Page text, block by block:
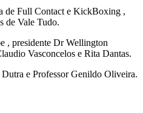
de Full Contact e KickBoxing ,
de Vale Tudo.
, presidente Dr Wellington
Vasconcelos e Rita Dantas.
e Professor Genildo Oliveira.